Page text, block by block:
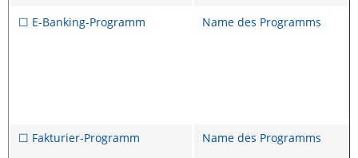
☐ E-Banking-Programm Name des Programms
☐ Fakturier-Programm Name des Programms